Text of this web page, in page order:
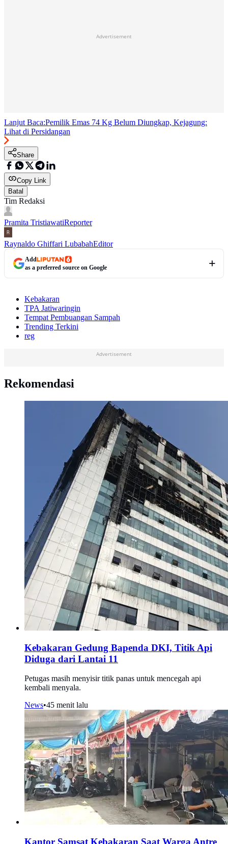
Advertisement
Lanjut Baca:Pemilik Emas 74 Kg Belum Diungkap, Kejagung:
Lihat di Persidangan
Share
Copy Link
Batal
Tim Redaksi
Pramita TristiawatiReporter
Raynaldo Ghiffari LubabahEditor
Add
as a preferred source on Google
Kebakaran
TPA Jatiwaringin
Tempat Pembuangan Sampah
Trending Terkini
reg
Advertisement
Rekomendasi
Kebakaran Gedung Bapenda DKI, Titik Api
Diduga dari Lantai 11
Petugas masih menyisir titik panas untuk mencegah api
kembali menyala.
News•45 menit lalu
Kantor Samsat Kebakaran Saat Warga Antre